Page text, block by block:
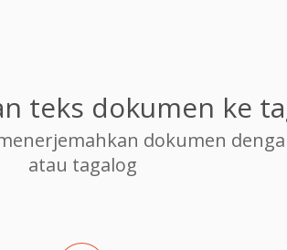
teks dokumen ke
dokumen
atau tagalog